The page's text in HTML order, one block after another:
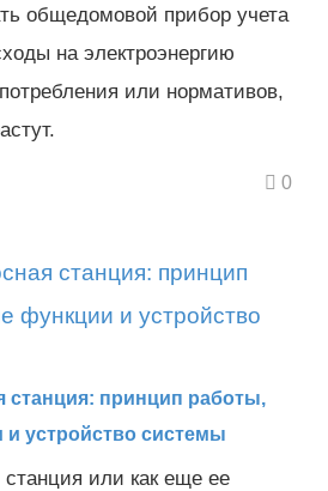
общедомовой прибор учета
на электроэнергию
или нормативов,
0
станция: принцип работы,
устройство системы
или как еще ее